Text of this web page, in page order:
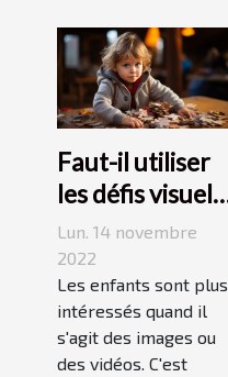
Faut-il utiliser
les défis visuels
pour enseigner
aux enfants ?
Lun. 14 novembre
2022
Les enfants sont plus
intéressés quand il
s'agit des images ou
des vidéos. C'est